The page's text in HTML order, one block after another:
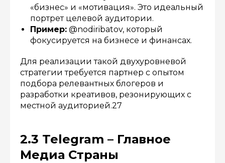
«бизнес» и «мотивация». Это идеальный
портрет целевой аудитории.
Пример: @nodiribatov, который
фокусируется на бизнесе и финансах.
Для реализации такой двухуровневой
стратегии требуется партнер с опытом
подбора релевантных блогеров и
разработки креативов, резонирующих с
местной аудиторией.27
2.3 Telegram – Главное
Медиа Страны